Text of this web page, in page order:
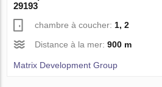
29193
chambre à coucher: 1, 2
Distance à la mer:900 m
Matrix Development Group